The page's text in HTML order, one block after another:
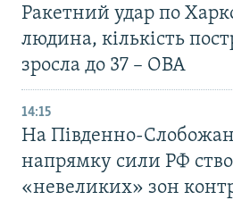
Ракетний удар по
людина, кількість
зросла до 37 – ОВА
14:15
На Південно-
напрямку сили РФ
«невеликих» зон